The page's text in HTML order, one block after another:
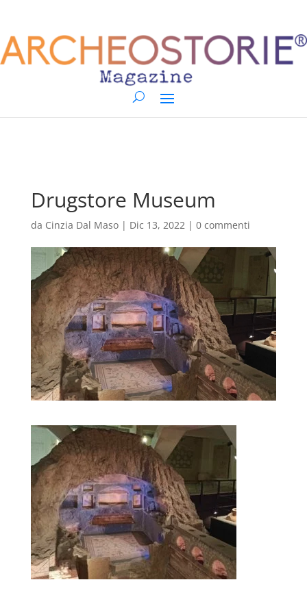
Drugstore Museum
da Cinzia Dal Maso| Dic 13, 2022| 0 commenti